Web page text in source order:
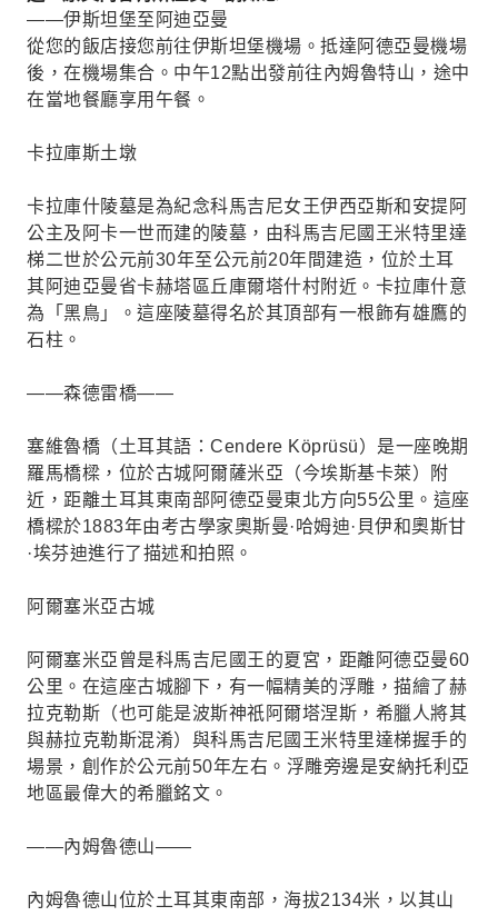
——伊斯坦堡至阿迪亞曼
從您的飯店接您前往伊斯坦堡機場。抵達阿德亞曼機場
後，在機場集合。中午12點出發前往內姆魯特山，途中
在當地餐廳享用午餐。
卡拉庫斯土墩
卡拉庫什陵墓是為紀念科馬吉尼女王伊西亞斯和安提阿
公主及阿卡一世而建的陵墓，由科馬吉尼國王米特里達
梯二世於公元前30年至公元前20年間建造，位於土耳
其阿迪亞曼省卡赫塔區丘庫爾塔什村附近。卡拉庫什意
為「黑鳥」。這座陵墓得名於其頂部有一根飾有雄鷹的
石柱。
——森德雷橋——
塞維魯橋（土耳其語：Cendere Köprüsü）是一座晚期
羅馬橋樑，位於古城阿爾薩米亞（今埃斯基卡萊）附
近，距離土耳其東南部阿德亞曼東北方向55公里。這座
橋樑於1883年由考古學家奧斯曼·哈姆迪·貝伊和奧斯甘
·埃芬迪進行了描述和拍照。
阿爾塞米亞古城
阿爾塞米亞曾是科馬吉尼國王的夏宮，距離阿德亞曼60
公里。在這座古城腳下，有一幅精美的浮雕，描繪了赫
拉克勒斯（也可能是波斯神祇阿爾塔涅斯，希臘人將其
與赫拉克勒斯混淆）與科馬吉尼國王米特里達梯握手的
場景，創作於公元前50年左右。浮雕旁邊是安納托利亞
地區最偉大的希臘銘文。
——內姆魯德山——
內姆魯德山位於土耳其東南部，海拔2134米，以其山